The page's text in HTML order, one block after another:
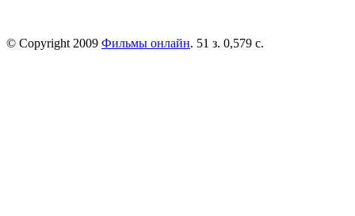
© Copyright 2009 Фильмы онлайн. 51 з. 0,579 с.